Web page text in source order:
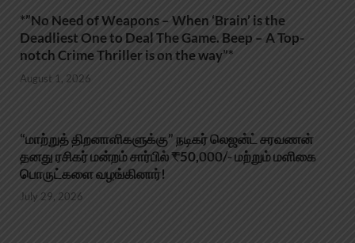
*”No Need of Weapons – When ‘Brain’ is the
Deadliest One to Deal The Game. Beep – A Top-
notch Crime Thriller is on the way”*
August 1, 2026
“மாற்றுத் திறனாளிகளுக்கு” நடிகர் லெஜன்ட் சரவணன்
தனது ரசிகர் மன்றம் சார்பில் ₹50,000/- மற்றும் மளிகை
பொருட்களை வழங்கினார்!
July 29, 2026